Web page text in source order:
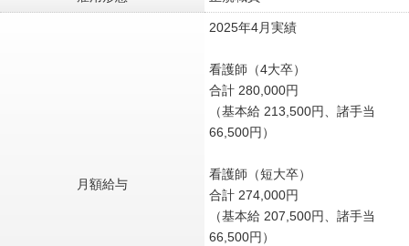
月額給与
2025年4月実績
看護師（4大卒）
合計 280,000円
（基本給 213,500円、諸手当
66,500円）
看護師（短大卒）
合計 274,000円
（基本給 207,500円、諸手当
66,500円）